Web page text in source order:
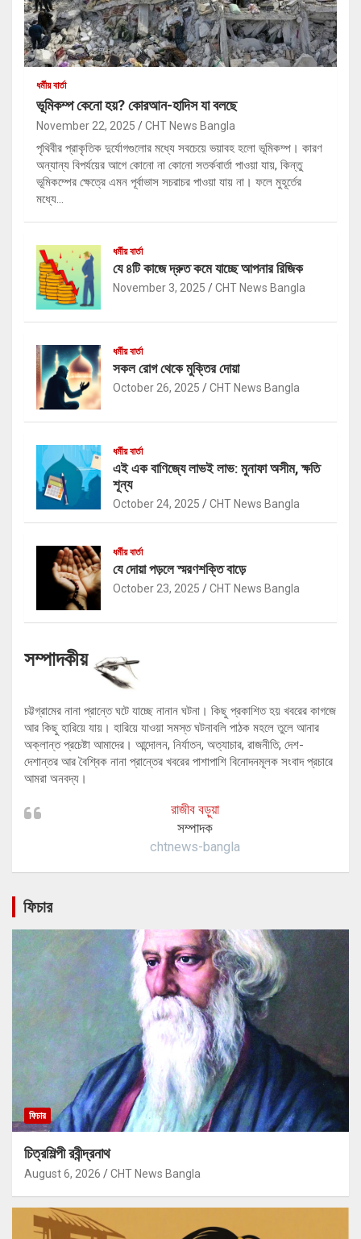
ধর্মীয় বার্তা
ভূমিকম্প কেনো হয়? কোরআন-হাদিস যা বলছে
November 22, 2025 CHT News Bangla
পৃথিবীর প্রাকৃতিক দুর্যোগগুলোর মধ্যে সবচেয়ে ভয়াবহ হলো ভূমিকম্প। কারণ
অন্যান্য বিপর্যয়ের আগে কোনো না কোনো সতর্কবার্তা পাওয়া যায়, কিন্তু
ভূমিকম্পের ক্ষেত্রে এমন পূর্বাভাস সচরাচর পাওয়া যায় না। ফলে মুহূর্তের
মধ্যে…
ধর্মীয় বার্তা
যে ৪টি কাজে দ্রুত কমে যাচ্ছে আপনার রিজিক
November 3, 2025 CHT News Bangla
ধর্মীয় বার্তা
সকল রোগ থেকে মুক্তির দোয়া
October 26, 2025 CHT News Bangla
ধর্মীয় বার্তা
এই এক বাণিজ্যে লাভই লাভ: মুনাফা অসীম, ক্ষতি
শূন্য
October 24, 2025 CHT News Bangla
ধর্মীয় বার্তা
যে দোয়া পড়লে স্মরণশক্তি বাড়ে
October 23, 2025 CHT News Bangla
সম্পাদকীয়
চট্টগ্রামের নানা প্রান্তে ঘটে যাচ্ছে নানান ঘটনা। কিছু প্রকাশিত হয় খবরের কাগজে
আর কিছু হারিয়ে যায়। হারিয়ে যাওয়া সমস্ত ঘটনাবলি পাঠক মহলে তুলে আনার
অক্লান্ত প্রচেষ্টা আমাদের। আন্দোলন, নির্যাতন, অত্যাচার, রাজনীতি, দেশ-
দেশান্তর আর বৈশ্বিক নানা প্রান্তের খবরের পাশাপাশি বিনোদনমূলক সংবাদ প্রচারে
আমরা অনবদ্য।
রাজীব বড়ুয়া
সম্পাদক
chtnews-bangla
ফিচার
ফিচার
চিত্রশিল্পী রবীন্দ্রনাথ
August 6, 2026 CHT News Bangla